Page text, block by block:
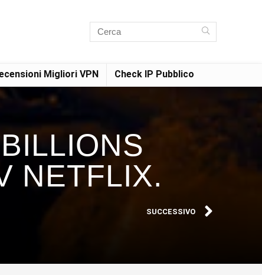
Migliori VPN Check IP Pubblico
NETFLIX.
SUCCESSIVO